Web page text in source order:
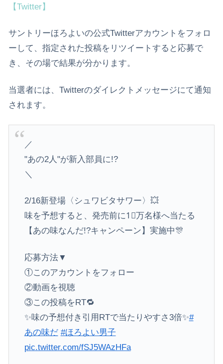
【Twitter】
サントリーほろよいの公式Twitterアカウントをフォロ
ーして、指定された投稿をリツイートすると応募で
き、その場で結果が分かります。
当選者には、Twitterのダイレクトメッセージにて通知
されます。
／
"あの2人"が新入部員に!?
＼
2/16新登場〈シュワビタサワー〉💥
味を予想すると、発売前に1⃣万名様へ当たる
【あの味なんだ!?キャンペーン】実施中🎊
応募方法▼
①このアカウントをフォロー
②動画を視聴
③この投稿をRT🔁
✨味の予想付き引用RTで当たりやすさ3倍✨#
あの味だ #ほろよい男子
pic.twitter.com/fSJ5WAzHFa